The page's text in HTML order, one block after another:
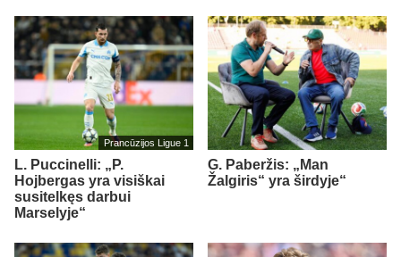
Prancūzijos Ligue 1
L. Puccinelli: „P.
Hojbergas yra visiškai
susitelkęs darbui
Marselyje“
G. Paberžis: „Man
Žalgiris“ yra širdyje“